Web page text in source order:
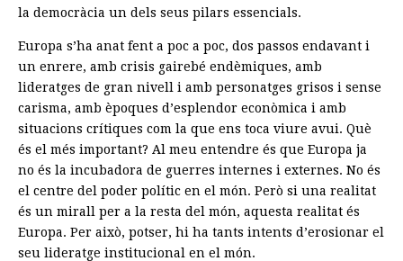
la democràcia un dels seus pilars essencials.
Europa s’ha anat fent a poc a poc, dos passos endavant i
un enrere, amb crisis gairebé endèmiques, amb
lideratges de gran nivell i amb personatges grisos i sense
carisma, amb èpoques d’esplendor econòmica i amb
situacions crítiques com la que ens toca viure avui. Què
és el més important? Al meu entendre és que Europa ja
no és la incubadora de guerres internes i externes. No és
el centre del poder polític en el món. Però si una realitat
és un mirall per a la resta del món, aquesta realitat és
Europa. Per això, potser, hi ha tants intents d’erosionar el
seu lideratge institucional en el món.